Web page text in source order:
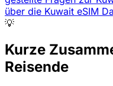
über die Kuwait eSIM
💡
Kurze
Reisende